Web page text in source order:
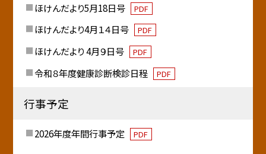
ほけんだより5月18日号
PDF
ほけんだより4月１４日号 PDF
ほけんだより 4月９日号 PDF
令和８年度健康診断検診日程 PDF
行事予定
2026年度年間行事予定 PDF